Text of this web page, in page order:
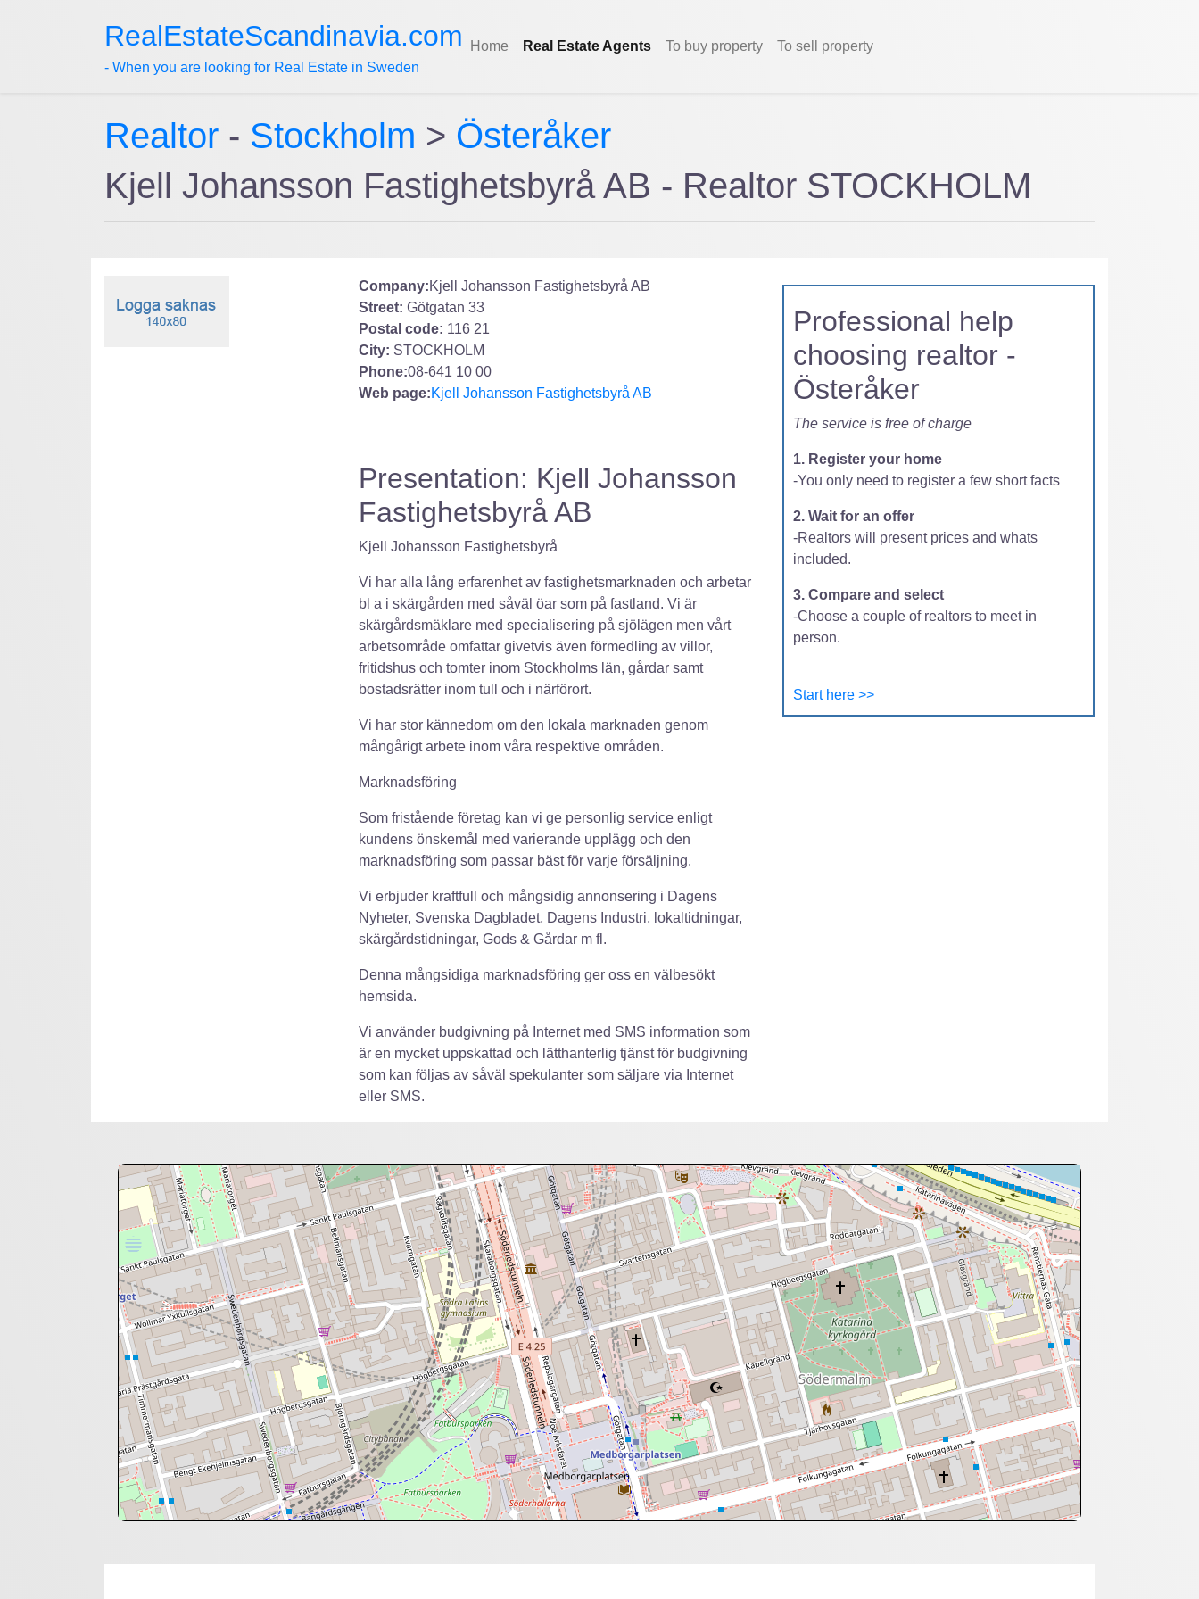
RealEstateScandinavia.com
- When you are looking for Real Estate in Sweden
Home Real Estate Agents To buy property To sell property
Realtor - Stockholm > Österåker
Kjell Johansson Fastighetsbyrå AB - Realtor STOCKHOLM
Company:Kjell Johansson Fastighetsbyrå AB
Street: Götgatan 33
Postal code: 116 21
City: STOCKHOLM
Phone:08-641 10 00
Web page:Kjell Johansson Fastighetsbyrå AB
Presentation: Kjell Johansson
Fastighetsbyrå AB
Kjell Johansson Fastighetsbyrå
Vi har alla lång erfarenhet av fastighetsmarknaden och arbetar
bl a i skärgården med såväl öar som på fastland. Vi är
skärgårdsmäklare med specialisering på sjölägen men vårt
arbetsområde omfattar givetvis även förmedling av villor,
fritidshus och tomter inom Stockholms län, gårdar samt
bostadsrätter inom tull och i närförort.
Vi har stor kännedom om den lokala marknaden genom
mångårigt arbete inom våra respektive områden.
Marknadsföring
Som fristående företag kan vi ge personlig service enligt
kundens önskemål med varierande upplägg och den
marknadsföring som passar bäst för varje försäljning.
Vi erbjuder kraftfull och mångsidig annonsering i Dagens
Nyheter, Svenska Dagbladet, Dagens Industri, lokaltidningar,
skärgårdstidningar, Gods & Gårdar m fl.
Denna mångsidiga marknadsföring ger oss en välbesökt
hemsida.
Vi använder budgivning på Internet med SMS information som
är en mycket uppskattad och lätthanterlig tjänst för budgivning
som kan följas av såväl spekulanter som säljare via Internet
eller SMS.
Professional help
choosing realtor -
Österåker
The service is free of charge
1. Register your home
-You only need to register a few short facts
2. Wait for an offer
-Realtors will present prices and whats
included.
3. Compare and select
-Choose a couple of realtors to meet in
person.
Start here >>